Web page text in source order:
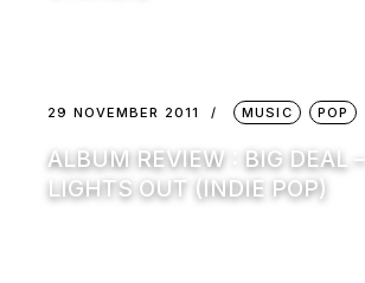
29 NOVEMBER 2011 MUSIC POP
ALBUM REVIEW : BIG DEAL –
LIGHTS OUT (INDIE POP)